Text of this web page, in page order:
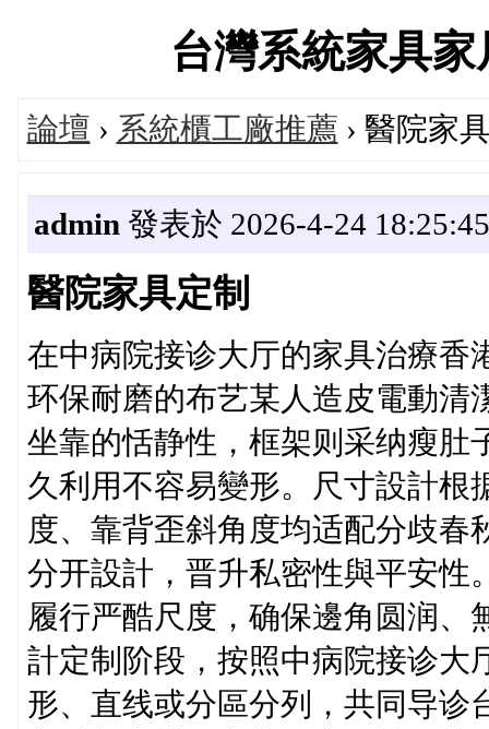
台灣系統家具
論壇 › 系統櫃工廠推薦 › 醫院家
admin 發表於 2026-4-24 18:25:45
醫院家具定制
在中病院接诊大厅的家具治療香
环保耐磨的布艺某人造皮電動清
坐靠的恬静性，框架则采纳瘦肚
久利用不容易變形。尺寸設計根
度、靠背歪斜角度均适配分歧春
分开設計，晋升私密性與平安性
履行严酷尺度，确保邊角圆润、
計定制阶段，按照中病院接诊大
形、直线或分區分列，共同导诊